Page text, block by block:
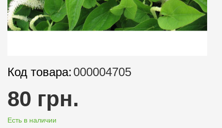
Код товара: 000004705
80 грн.
Есть в наличии